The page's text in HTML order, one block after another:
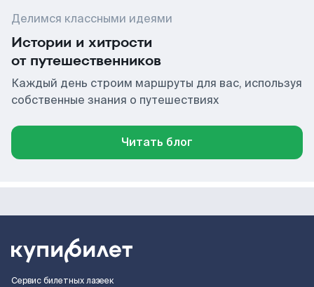
Делимся классными идеями
Истории и хитрости
от путешественников
Каждый день строим маршруты для вас, используя
собственные знания о путешествиях
Читать блог
Сервис билетных лазеек